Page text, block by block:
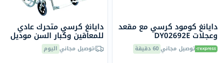
دايانغ كومود كرسي مع مقعد
وعجلات DY02692E
توصيل مجاني60 دقيقة
دايانغ كرسي متحرك عادي
للمعاقين وكبار السن موديل
DY01809-46
توصيل مجاني اليوم